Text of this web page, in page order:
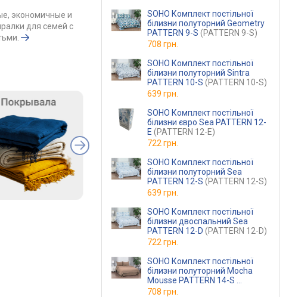
экономичные и
для семей с
SOHO Комплект постільної
білизни полуторний Geometry
PATTERN 9-S (PATTERN 9-S)
708 грн.
SOHO Комплект постільної
білизни полуторний Sintra
PATTERN 10-S (PATTERN 10-S)
639 грн.
SOHO Комплект постільної
білизни євро Sea PATTERN 12-
E (PATTERN 12-E)
722 грн.
SOHO Комплект постільної
білизни полуторний Sea
PATTERN 12-S (PATTERN 12-S)
639 грн.
SOHO Комплект постільної
білизни двоспальний Sea
PATTERN 12-D (PATTERN 12-D)
722 грн.
SOHO Комплект постільної
білизни полуторний Mocha
Mousse PATTERN 14-S
(PATTERN 14-S)
708 грн.